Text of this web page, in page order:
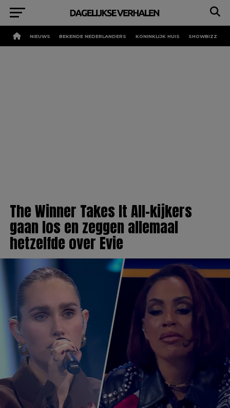
NIEUWS BEKENDE NEDERLANDERS KONINKLIJK HUIS SHOWBIZZ
The Winner Takes It All-kijkers
gaan los en zeggen allemaal
hetzelfde over Evie